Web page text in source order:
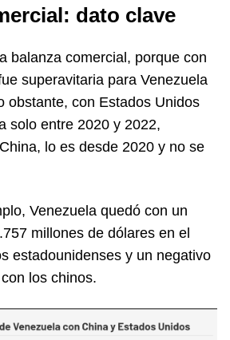
dato clave
balanza comercial, porque con
superavitaria para Venezuela
obstante, con Estados Unidos
solo entre 2020 y 2022,
lo es desde 2020 y no se
Venezuela quedó con un
millones de dólares en el
estadounidenses y un negativo
los chinos.